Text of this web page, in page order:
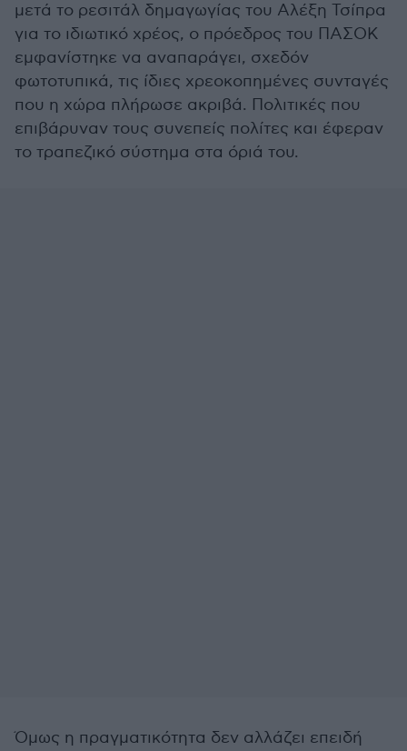
μετά το ρεσιτάλ δημαγωγίας του Αλέξη Τσίπρα
για το ιδιωτικό χρέος, ο πρόεδρος του ΠΑΣΟΚ
εμφανίστηκε να αναπαράγει, σχεδόν
φωτοτυπικά, τις ίδιες χρεοκοπημένες συνταγές
που η χώρα πλήρωσε ακριβά. Πολιτικές που
επιβάρυναν τους συνεπείς πολίτες και έφεραν
το τραπεζικό σύστημα στα όριά του.
Όμως η πραγματικότητα δεν αλλάζει επειδή